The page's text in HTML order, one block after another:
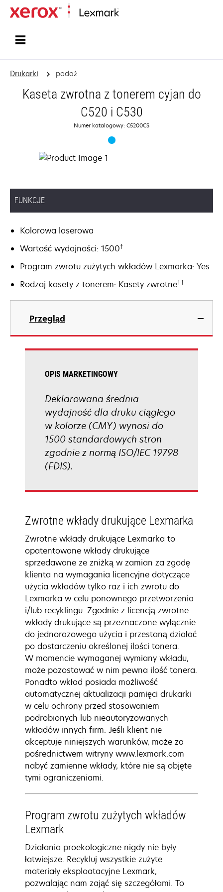
Drukarki podaż
Kaseta zwrotna z tonerem cyjan do
C520 i C530
Numer katalogowy: C5200CS
FUNKCJE
Kolorowa laserowa
Wartość wydajności: 1500†
Program zwrotu zużytych wkładów Lexmarka: Yes
Rodzaj kasety z tonerem: Kasety zwrotne††
Przegląd
OPIS MARKETINGOWY
Deklarowana średnia
wydajność dla druku ciągłego
w kolorze (CMY) wynosi do
1500 standardowych stron
zgodnie z normą ISO/IEC 19798
(FDIS).
Zwrotne wkłady drukujące Lexmarka
Zwrotne wkłady drukujące Lexmarka to
opatentowane wkłady drukujące
sprzedawane ze zniżką w zamian za zgodę
klienta na wymagania licencyjne dotyczące
użycia wkładów tylko raz i ich zwrotu do
Lexmarka w celu ponownego przetworzenia
i/lub recyklingu. Zgodnie z licencją zwrotne
wkłady drukujące są przeznaczone wyłącznie
do jednorazowego użycia i przestaną działać
po dostarczeniu określonej ilości tonera.
W momencie wymaganej wymiany wkładu,
może pozostawać w nim pewna ilość tonera.
Ponadto wkład posiada możliwość
automatycznej aktualizacji pamięci drukarki
w celu ochrony przed stosowaniem
podrobionych lub nieautoryzowanych
wkładów innych firm. Jeśli klient nie
akceptuje niniejszych warunków, może za
pośrednictwem witryny www.lexmark.com
nabyć zamienne wkłady, które nie są objęte
tymi ograniczeniami.
Program zwrotu zużytych wkładów
Lexmark
Działania proekologiczne nigdy nie były
łatwiejsze. Recykluj wszystkie zużyte
materiały eksploatacyjne Lexmark,
pozwalając nam zająć się szczegółami. To